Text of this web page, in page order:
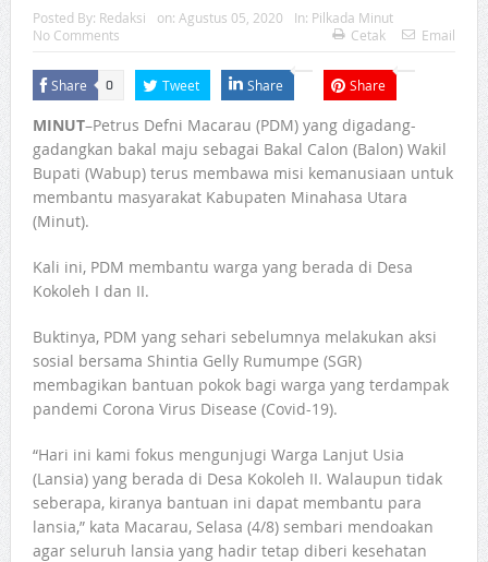
Posted By: Redaksi on: Agustus 05, 2020 In: Pilkada Minut
No Comments
Cetak Email
Share 0 Tweet Share Share
MINUT–Petrus Defni Macarau (PDM) yang digadang-
gadangkan bakal maju sebagai Bakal Calon (Balon) Wakil
Bupati (Wabup) terus membawa misi kemanusiaan untuk
membantu masyarakat Kabupaten Minahasa Utara
(Minut).
Kali ini, PDM membantu warga yang berada di Desa
Kokoleh I dan II.
Buktinya, PDM yang sehari sebelumnya melakukan aksi
sosial bersama Shintia Gelly Rumumpe (SGR)
membagikan bantuan pokok bagi warga yang terdampak
pandemi Corona Virus Disease (Covid-19).
“Hari ini kami fokus mengunjugi Warga Lanjut Usia
(Lansia) yang berada di Desa Kokoleh II. Walaupun tidak
seberapa, kiranya bantuan ini dapat membantu para
lansia,” kata Macarau, Selasa (4/8) sembari mendoakan
agar seluruh lansia yang hadir tetap diberi kesehatan